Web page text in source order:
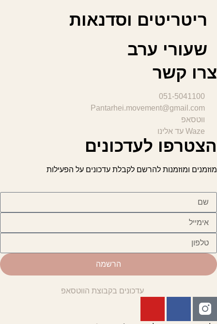
ריטריטים וסדנאות
שעורי ערב
צרו קשר
051-5041100
Pantarhei.movement@gmail.com
ווטסאפ
Waze עד אלינו
הצטרפו לעדכונים
מוזמנים ומוזמנות להרשם לקבלת עדכונים על הפעילות
הרשמה
עדכונים בקבוצת הווטסאפ